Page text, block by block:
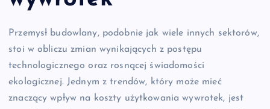
Przemysł budowlany, podobnie jak wiele innych sektorów,
stoi w obliczu zmian wynikających z postępu
technologicznego oraz rosnącej świadomości
ekologicznej. Jednym z trendów, który może mieć
znaczący wpływ na koszty użytkowania wywrotek, jest